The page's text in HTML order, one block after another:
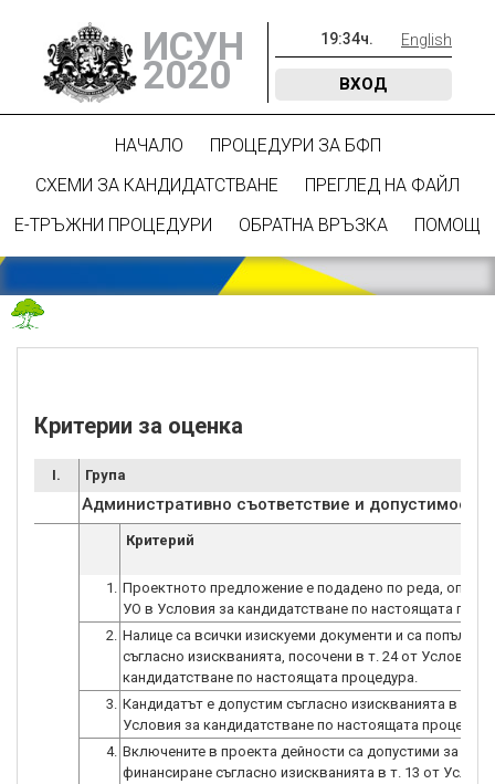
ИСУН
2020
19:34ч. English
ВХОД
НАЧАЛО
ПРОЦЕДУРИ ЗА БФП
СХЕМИ ЗА КАНДИДАТСТВАНЕ
ПРЕГЛЕД НА ФАЙЛ
Е-ТРЪЖНИ ПРОЦЕДУРИ
ОБРАТНА ВРЪЗКА ПОМОЩ
Критерии за оценка
I. Група
Административно съответствие и допустимост
Критерий
1. Проектното предложение е подадено по реда,
УО в Условия за кандидатстване по настоящата
2. Налице са всички изискуеми документи и са
съгласно изискванията, посочени в т. 24 от
кандидатстване по настоящата процедура.
3. Кандидатът е допустим съгласно изискванията в т. 11
Условия за кандидатстване по настоящата
4. Включените в проекта дейности са допустими за
финансиране съгласно изискванията в т. 13 от